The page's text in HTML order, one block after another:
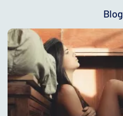
Blog